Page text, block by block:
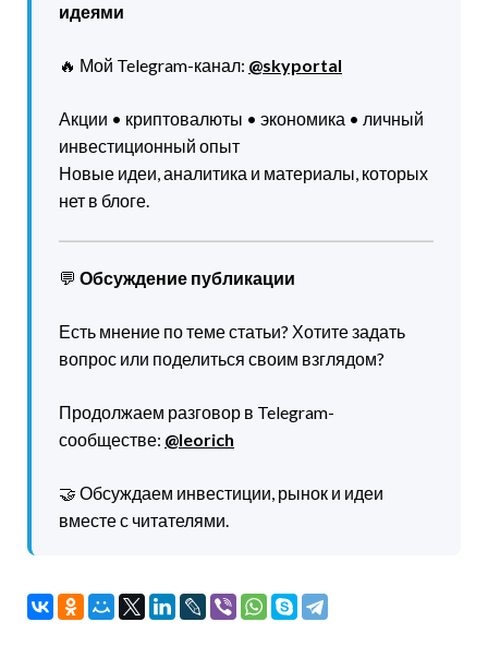
идеями
🔥 Мой Telegram-канал: @skyportal
Акции • криптовалюты • экономика • личный
инвестиционный опыт
Новые идеи, аналитика и материалы, которых
нет в блоге.
💬 Обсуждение публикации
Есть мнение по теме статьи? Хотите задать
вопрос или поделиться своим взглядом?
Продолжаем разговор в Telegram-
сообществе: @leorich
🤝 Обсуждаем инвестиции, рынок и идеи
вместе с читателями.